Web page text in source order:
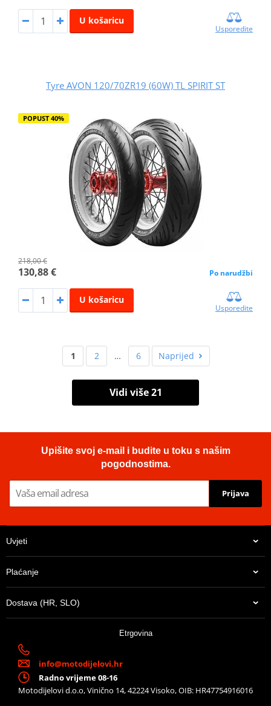
U košaricu
Usporedite
Tyre AVON 120/70ZR19 (60W) TL SPIRIT ST
POPUST 40%
218,00 €
130,88 € Po narudžbi
U košaricu
Usporedite
1 2 … 6 Naprijed
Vidi više 21
Upišite svoj e-mail i budite u toku s našim
pogodnostima.
Prijava
Uvjeti
Plaćanje
Dostava (HR, SLO)
Etrgovina
info@motodijelovi.hr
Radno vrijeme 08-16
Motodijelovi d.o.o, Vinično 14, 42224 Visoko, OIB: HR47754916016